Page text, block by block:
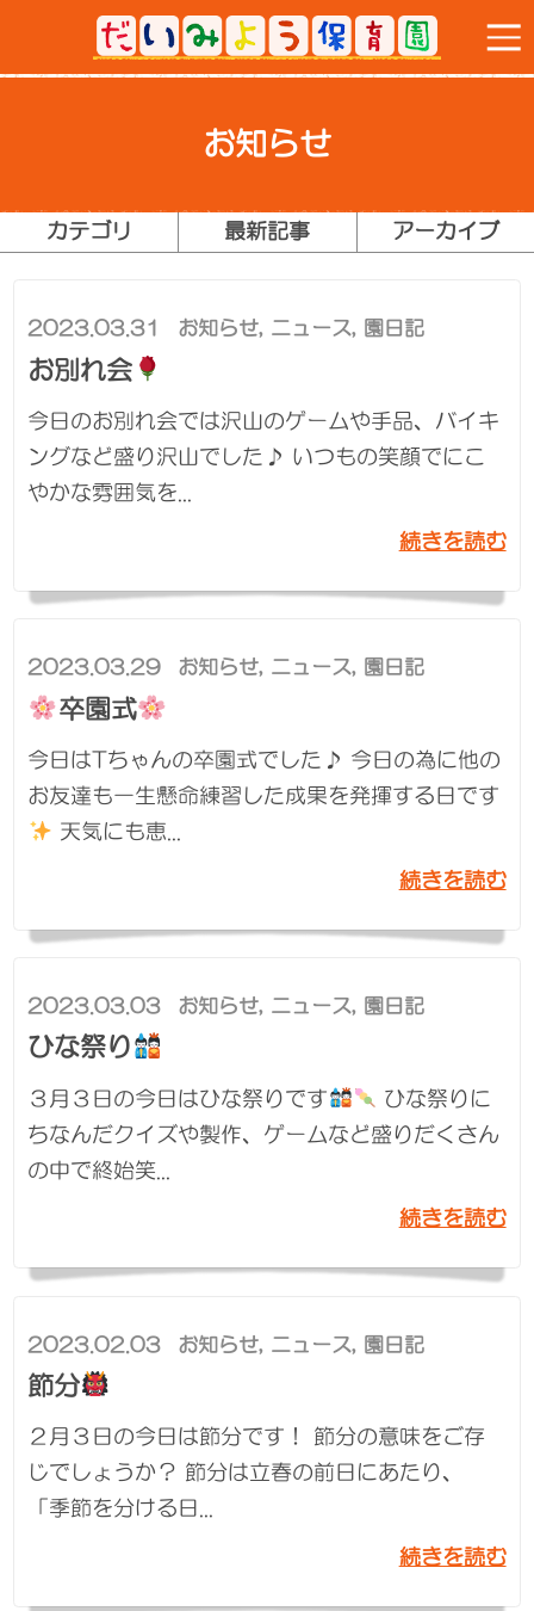
お知らせ
カテゴリ 最新記事 アーカイブ
2023.03.31 お知らせ, ニュース, 園日記
お別れ会
今日のお別れ会では沢山のゲームや手品、バイキ
ングなど盛り沢山でした♪ いつもの笑顔でにこ
やかな雰囲気を...
続きを読む
2023.03.29 お知らせ, ニュース, 園日記
卒園式
今日はTちゃんの卒園式でした♪ 今日の為に他の
お友達も一生懸命練習した成果を発揮する日です
天気にも恵...
続きを読む
2023.03.03 お知らせ, ニュース, 園日記
ひな祭り
３月３日の今日はひな祭りです
ひな祭りに
ちなんだクイズや製作、ゲームなど盛りだくさん
の中で終始笑...
続きを読む
2023.02.03 お知らせ, ニュース, 園日記
節分
２月３日の今日は節分です！ 節分の意味をご存
じでしょうか？ 節分は立春の前日にあたり、
「季節を分ける日...
続きを読む